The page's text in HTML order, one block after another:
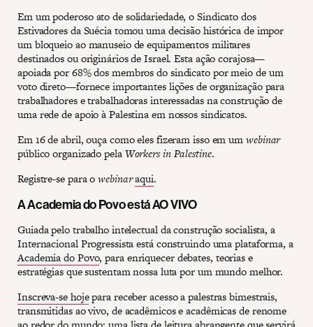
Em um poderoso ato de solidariedade, o Sindicato dos
Estivadores da Suécia tomou uma decisão histórica de impor
um bloqueio ao manuseio de equipamentos militares
destinados ou originários de Israel. Esta ação corajosa—
apoiada por 68% dos membros do sindicato por meio de um
voto direto—fornece importantes lições de organização para
trabalhadores e trabalhadoras interessadas na construção de
uma rede de apoio à Palestina em nossos sindicatos.
Em 16 de abril, ouça como eles fizeram isso em umwebinar
público organizado pelaWorkers in Palestine.
Registre-se para owebinaraqui.
A Academia do Povo está AO VIVO
Guiada pelo trabalho intelectual da construção socialista, a
Internacional Progressista está construindo uma plataforma, a
Academia do Povo, para enriquecer debates, teorias e
estratégias que sustentam nossa luta por um mundo melhor.
Inscreva-se hojepara receber acesso a palestras bimestrais,
transmitidas ao vivo, de acadêmicos e acadêmicas de renome